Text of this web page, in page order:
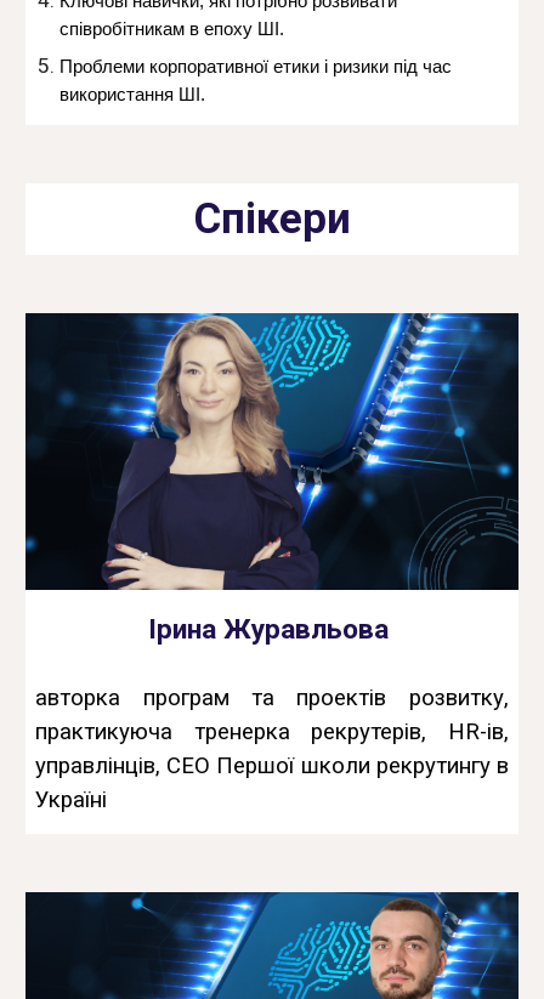
співробітникам в епоху ШІ.
Проблеми корпоративної етики і ризики під час
використання ШI.
Спікери
Ірина Журавльова
авторка програм та проектів розвитку,
практикуюча тренерка рекрутерів, HR-ів,
управлінців, СEO Першої школи рекрутингу в
Україні